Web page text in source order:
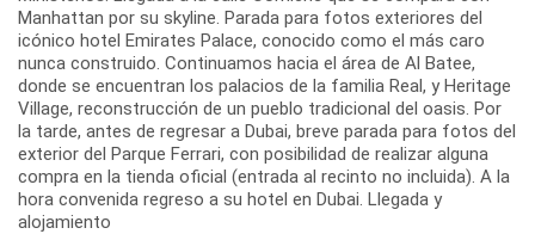
Manhattan por su skyline. Parada para fotos exteriores del
icónico hotel Emirates Palace, conocido como el más caro
nunca construido. Continuamos hacia el área de Al Batee,
donde se encuentran los palacios de la familia Real, y Heritage
Village, reconstrucción de un pueblo tradicional del oasis. Por
la tarde, antes de regresar a Dubai, breve parada para fotos del
exterior del Parque Ferrari, con posibilidad de realizar alguna
compra en la tienda oficial (entrada al recinto no incluida). A la
hora convenida regreso a su hotel en Dubai. Llegada y
alojamiento